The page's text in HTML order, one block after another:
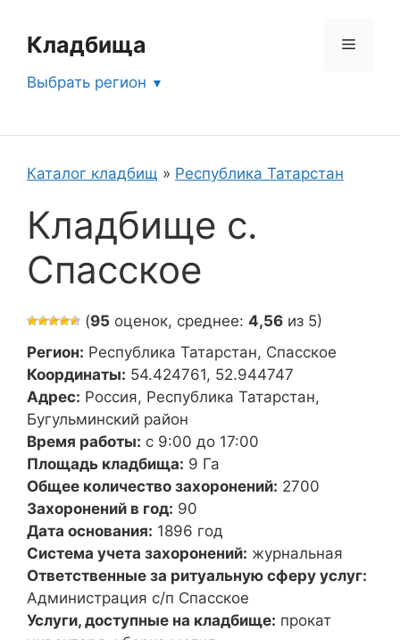
содержимому
Кладбища Меню
Выбрать регион
Каталог кладбищ » Республика Татарстан
Кладбище с.
Спасское
(95 оценок, среднее: 4,56 из 5)
Регион: Республика Татарстан, Спасское
Координаты: 54.424761, 52.944747
Адрес: Россия, Республика Татарстан,
Бугульминский район
Время работы: с 9:00 до 17:00
Площадь кладбища: 9 Га
Общее количество захоронений: 2700
Захоронений в год: 90
Дата основания: 1896 год
Система учета захоронений: журнальная
Ответственные за ритуальную сферу услуг:
Администрация с/п Спасское
Услуги, доступные на кладбище: прокат